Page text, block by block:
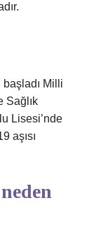
başladı Milli
Sağlık
Lisesi’nde
aşısı